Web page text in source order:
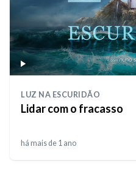
LUZ NA ESCURIDÃO
Lidar com o fracasso
há mais de 1 ano